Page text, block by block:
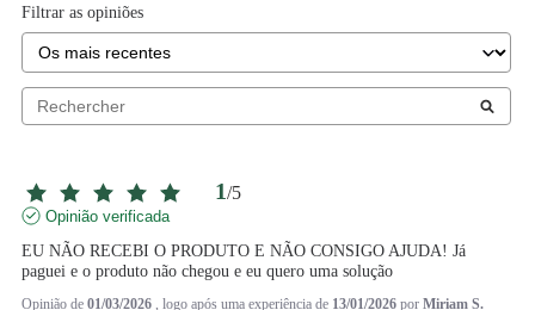
Filtrar as opiniões
1/5
Opinião verificada
EU NÃO RECEBI O PRODUTO E NÃO CONSIGO AJUDA! Já
paguei e o produto não chegou e eu quero uma solução
Opinião de 01/03/2026 , logo após uma experiência de 13/01/2026 por Miriam S.